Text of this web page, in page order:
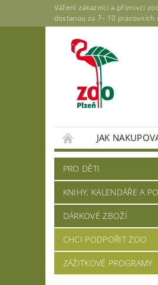
Vážení zákazníci a příznivci
dostanou za 7– 10 pracovních
JAK
PRO DĚTI
KNIHY, KALENDÁŘE A
DÁRKOVÉ ZBOŽÍ
CHCI PODPOŘIT ZOO
ZÁŽITKOVÉ PROGRAMY